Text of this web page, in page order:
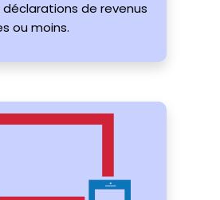
de revenus
ou moins.